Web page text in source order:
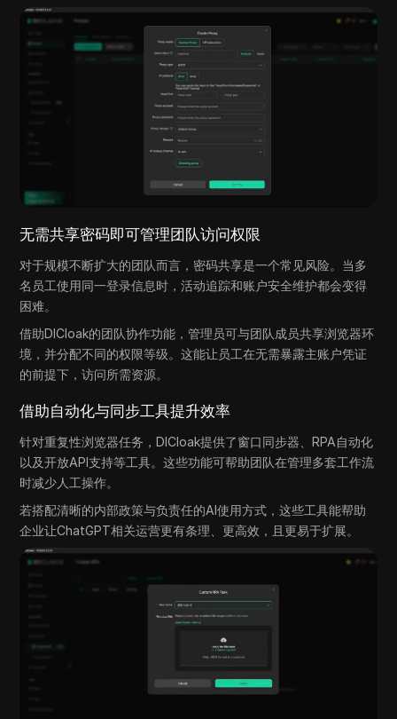
无需共享密码即可管理团队访问权限
对于规模不断扩大的团队而言，密码共享是一个常见风险。当多
名员工使用同一登录信息时，活动追踪和账户安全维护都会变得
困难。
借助DICloak的团队协作功能，管理员可与团队成员共享浏览器环
境，并分配不同的权限等级。这能让员工在无需暴露主账户凭证
的前提下，访问所需资源。
借助自动化与同步工具提升效率
针对重复性浏览器任务，DICloak提供了窗口同步器、RPA自动化
以及开放API支持等工具。这些功能可帮助团队在管理多套工作流
时减少人工操作。
若搭配清晰的内部政策与负责任的AI使用方式，这些工具能帮助
企业让ChatGPT相关运营更有条理、更高效，且更易于扩展。